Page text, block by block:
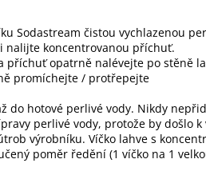
Sodastream čistou vychlazenou
nalijte koncentrovanou příchuť.
příchuť opatrně nalévejte po stěně
promíchejte / protřepejte
do hotové perlivé vody. Nikdy
perlivé vody, protože by došlo
výrobníku. Víčko lahve s
poměr ředění (1 víčko na 1